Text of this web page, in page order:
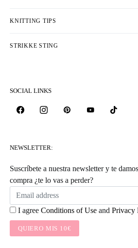
KNITTING TIPS
STRIKKE STING
SOCIAL LINKS
NEWSLETTER:
Suscríbete a nuestra newsletter y te
compra ¿te lo vas a perder?
I agree Conditions of Use and Privacy
QUIERO MIS 10€